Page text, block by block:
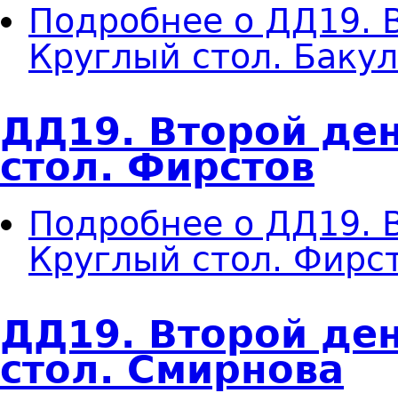
Подробнее о ДД19.
Круглый стол.
ДД19. Второй
стол. Фирстов
Подробнее о ДД19.
Круглый стол.
ДД19. Второй
стол. Смирнова